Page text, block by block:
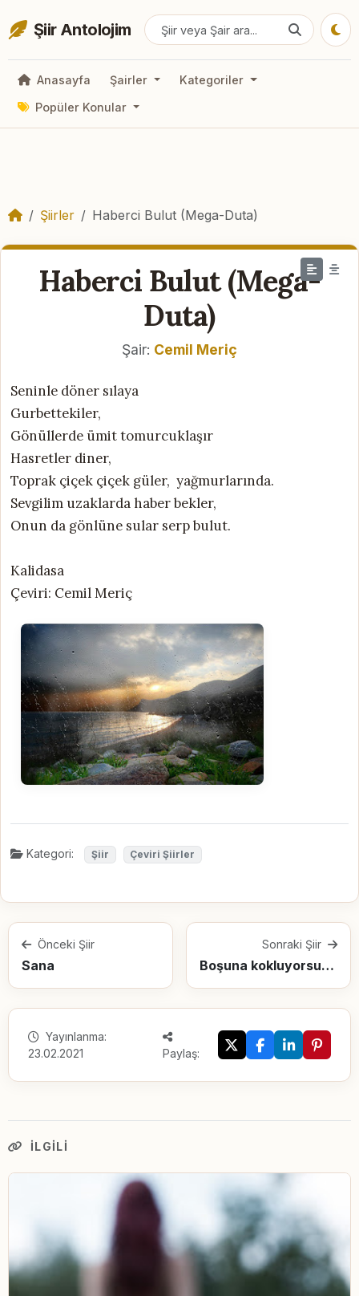
Şiir Antolojim
Anasayfa Şairler
Kategoriler
Popüler Konular
Şiirler Haberci Bulut (Mega-Duta)
Haberci Bulut (Mega-
Duta)
Şair: Cemil Meriç
Seninle döner sılaya
Gurbettekiler,
Gönüllerde ümit tomurcuklaşır
Hasretler diner,
Toprak çiçek çiçek güler, yağmurlarında.
Sevgilim uzaklarda haber bekler,
Onun da gönlüne sular serp bulut.
Kalidasa
Çeviri: Cemil Meriç
Kategori: Şiir Çeviri Şiirler
Önceki Şiir
Sana
Sonraki Şiir
Boşuna kokluyorsun çiçekleri
Yayınlanma:
23.02.2021
Paylaş:
İLGILI